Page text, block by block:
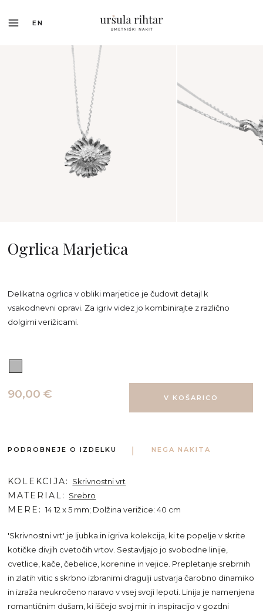
EN
Ogrlica Marjetica
Delikatna ogrlica v obliki marjetice je čudovit detajl k
vsakodnevni opravi. Za igriv videz jo kombinirajte z različno
dolgimi verižicami.
90,00 €
PODROBNEJE O IZDELKU NEGA NAKITA
KOLEKCIJA Skrivnostni vrt
MATERIAL Srebro
MERE 14 12 x 5 mm; Dolžina verižice: 40 cm
'Skrivnostni vrt' je ljubka in igriva kolekcija, ki te popelje v skrite
kotičke divjih cvetočih vrtov. Sestavljajo jo svobodne linije,
cvetlice, kače, čebelice, korenine in vejice. Prepletanje srebrnih
in zlatih vitic s skrbno izbranimi dragulji ustvarja čarobno dinamiko
in izraža neukročeno naravo v vsej svoji lepoti. Linija je namenjena
romantičnim dušam, ki iščejo svoj mir in inspiracijo v gozdni